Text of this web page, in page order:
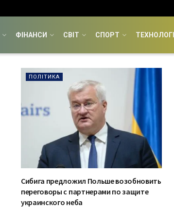
ФІНАНСИ СВІТ СПОРТ ТЕХНОЛОГІЇ
ПОЛІТИКА
Сибига предложил Польше возобновить
переговоры с партнерами по защите
украинского неба